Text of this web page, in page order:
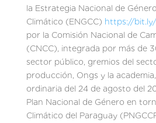
la Estrategia Nacional de
Climático (ENGCC) https://
por la Comisión Nacional de
(CNCC), integrada por más de
sector público, gremios del
producción, Ongs y la
ordinaria del 24 de agosto del
Plan Nacional de Género en
Climático del Paraguay